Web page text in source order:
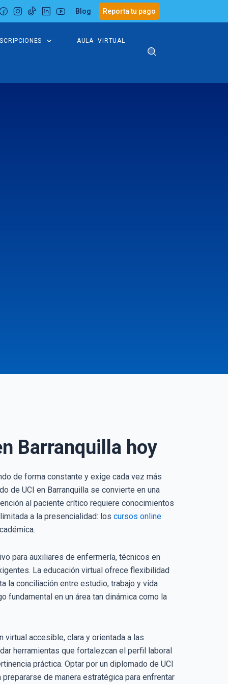
Blog Reporta tu pago
AULA VIRTUAL
Barranquilla hoy
de forma constante y exige cada vez más
de UCI en Barranquilla se convierte en una
al paciente crítico requiere conocimientos
a la presencialidad: los cursos online
para auxiliares de enfermería, técnicos en
La educación virtual ofrece flexibilidad
la conciliación entre estudio, trabajo y vida
fundamental en un área tan dinámica como la
accesible, clara y orientada a las
herramientas que fortalezcan el perfil laboral
práctica. Optar por un diplomado de UCI
de manera estratégica para enfrentar